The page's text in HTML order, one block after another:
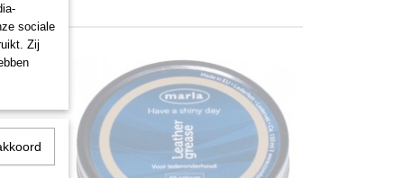
sociale
Zij